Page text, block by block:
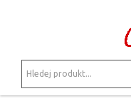
NAŠE
Prodejny